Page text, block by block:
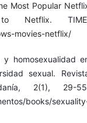
Most Popular
Netflix.
movies-netflix/
homosexualidad
sexual.
2(1), 29-
books/